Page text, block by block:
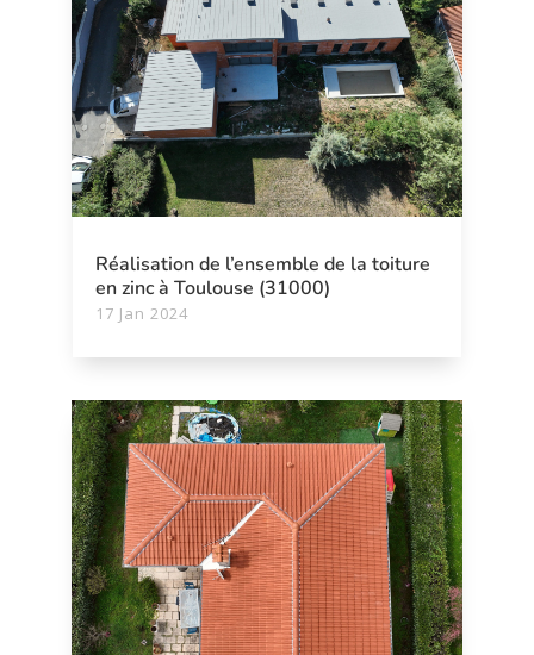
Réalisation de l’ensemble de la toiture
en zinc à Toulouse (31000)
17 Jan 2024